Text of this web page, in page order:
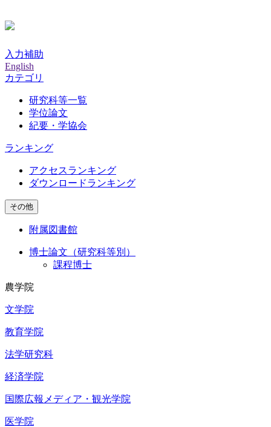
入力補助
English
カテゴリ
研究科等一覧
学位論文
紀要・学協会
ランキング
アクセスランキング
ダウンロードランキング
その他
附属図書館
博士論文（研究科等別）
課程博士
農学院
文学院
教育学院
法学研究科
経済学院
国際広報メディア・観光学院
医学院